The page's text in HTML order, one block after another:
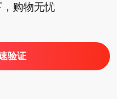
购物无忧
验证